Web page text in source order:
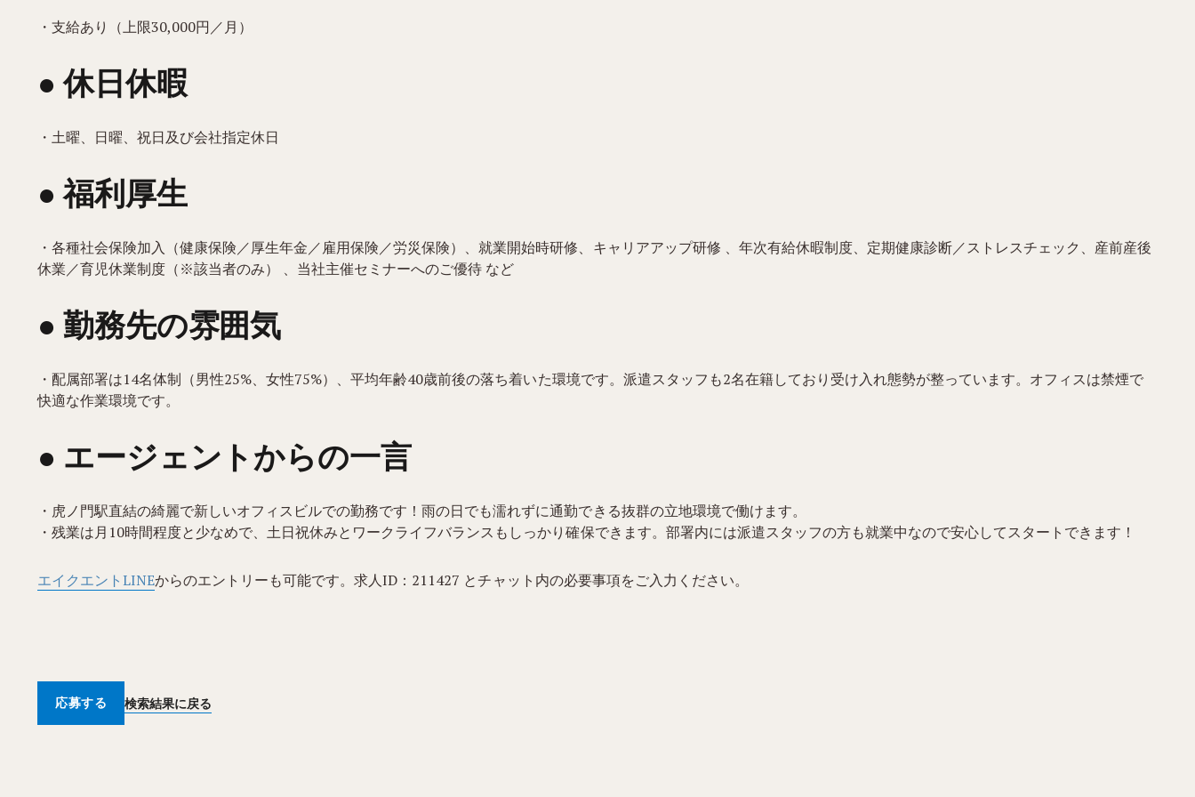
・支給あり（上限30,000円／月）
● 休日休暇
・土曜、日曜、祝日及び会社指定休日
● 福利厚生
・各種社会保険加入（健康保険／厚生年金／雇用保険／労災保険）、就業開始時研修、キャリアアップ研修 、年次有給休暇制度、定期健康診断／ストレスチェック、産前産後
休業／育児休業制度（※該当者のみ） 、当社主催セミナーへのご優待 など
● 勤務先の雰囲気
・配属部署は14名体制（男性25%、女性75%）、平均年齢40歳前後の落ち着いた環境です。派遣スタッフも2名在籍しており受け入れ態勢が整っています。オフィスは禁煙で
快適な作業環境です。
● エージェントからの一言
・虎ノ門駅直結の綺麗で新しいオフィスビルでの勤務です！雨の日でも濡れずに通勤できる抜群の立地環境で働けます。
・残業は月10時間程度と少なめで、土日祝休みとワークライフバランスもしっかり確保できます。部署内には派遣スタッフの方も就業中なので安心してスタートできます！
エイクエントLINEからのエントリーも可能です。求人ID：211427 とチャット内の必要事項をご入力ください。
応募する 検索結果に戻る